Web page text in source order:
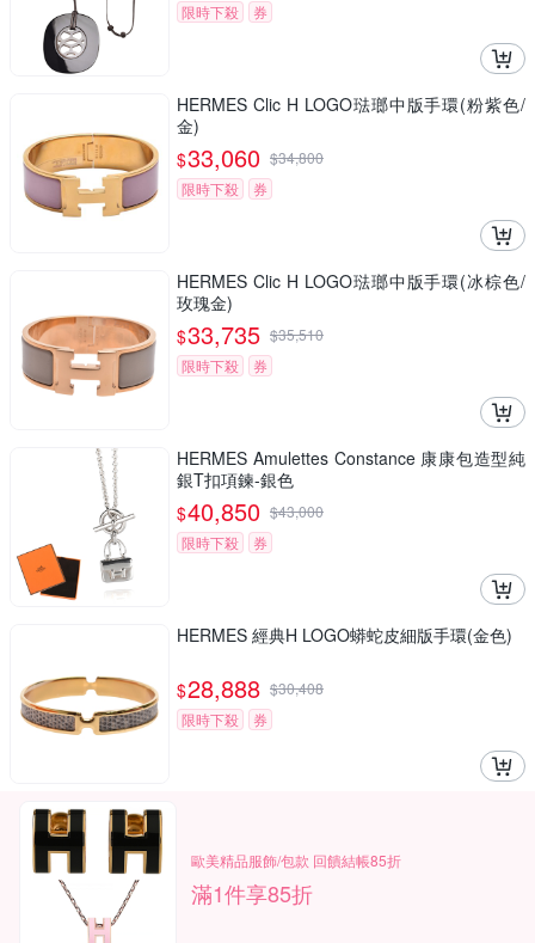
限時下殺
券
HERMES Clic H LOGO琺瑯中版手環(粉紫色/
金)
$33,060 $34,800
限時下殺
券
HERMES Clic H LOGO琺瑯中版手環(冰棕色/
玫瑰金)
$33,735 $35,510
限時下殺
券
HERMES Amulettes Constance 康康包造型純
銀T扣項鍊-銀色
$40,850 $43,000
限時下殺
券
HERMES 經典H LOGO蟒蛇皮細版手環(金色)
$28,888 $30,408
限時下殺
券
歐美精品服飾/包款 回饋結帳85折
滿1件享85折